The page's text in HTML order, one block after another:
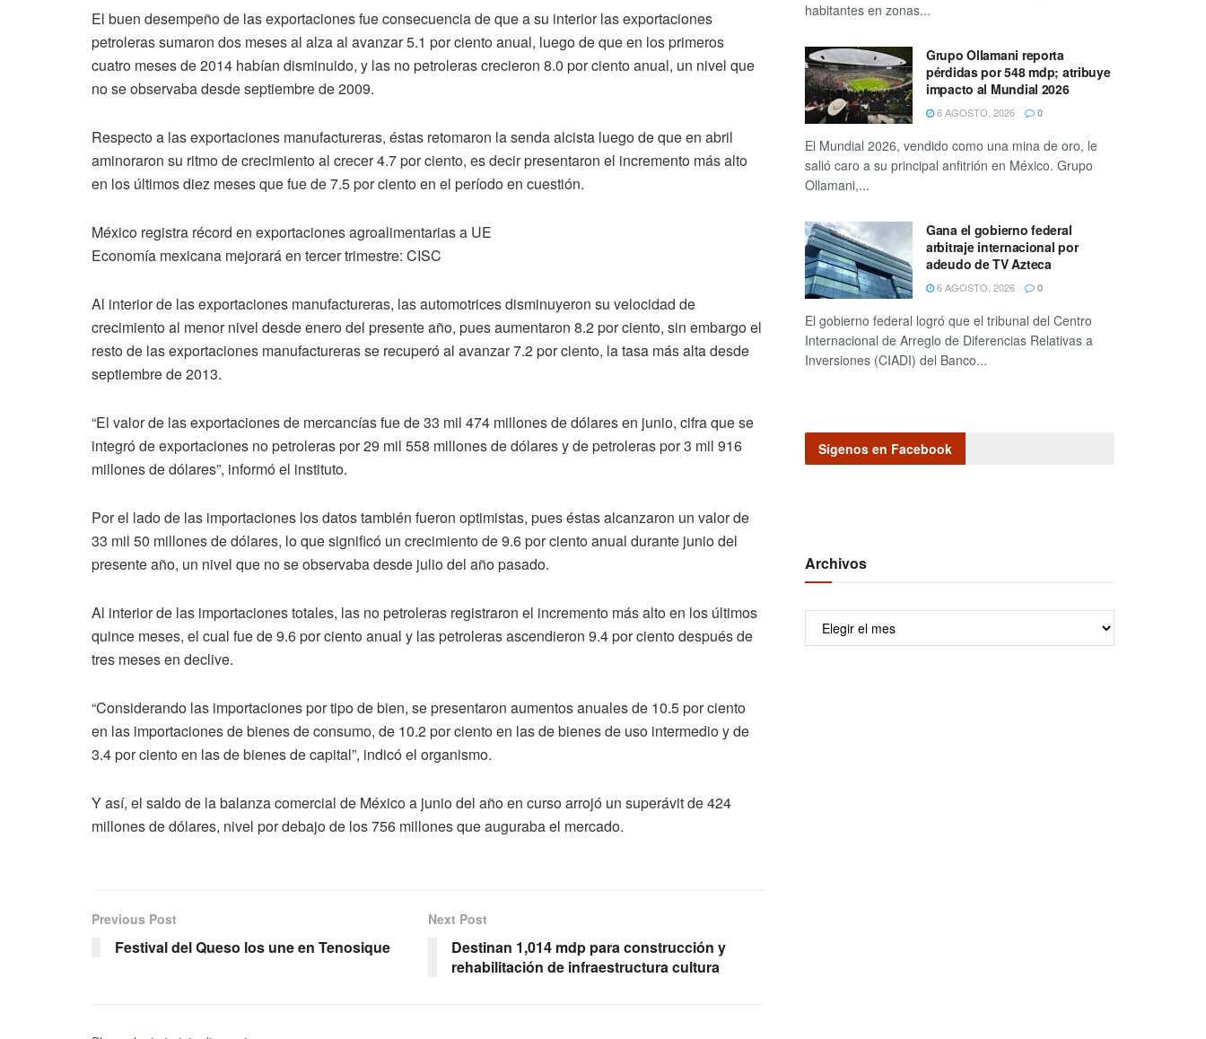
El buen desempeño de las exportaciones fue consecuencia de que a su interior las exportaciones
petroleras sumaron dos meses al alza al avanzar 5.1 por ciento anual, luego de que en los primeros
cuatro meses de 2014 habían disminuido, y las no petroleras crecieron 8.0 por ciento anual, un nivel que
no se observaba desde septiembre de 2009.
Respecto a las exportaciones manufactureras, éstas retomaron la senda alcista luego de que en abril
aminoraron su ritmo de crecimiento al crecer 4.7 por ciento, es decir presentaron el incremento más alto
en los últimos diez meses que fue de 7.5 por ciento en el período en cuestión.
México registra récord en exportaciones agroalimentarias a UE
Economía mexicana mejorará en tercer trimestre: CISC
Al interior de las exportaciones manufactureras, las automotrices disminuyeron su velocidad de
crecimiento al menor nivel desde enero del presente año, pues aumentaron 8.2 por ciento, sin embargo el
resto de las exportaciones manufactureras se recuperó al avanzar 7.2 por ciento, la tasa más alta desde
septiembre de 2013.
“El valor de las exportaciones de mercancías fue de 33 mil 474 millones de dólares en junio, cifra que se
integró de exportaciones no petroleras por 29 mil 558 millones de dólares y de petroleras por 3 mil 916
millones de dólares”, informó el instituto.
Por el lado de las importaciones los datos también fueron optimistas, pues éstas alcanzaron un valor de
33 mil 50 millones de dólares, lo que significó un crecimiento de 9.6 por ciento anual durante junio del
presente año, un nivel que no se observaba desde julio del año pasado.
Al interior de las importaciones totales, las no petroleras registraron el incremento más alto en los últimos
quince meses, el cual fue de 9.6 por ciento anual y las petroleras ascendieron 9.4 por ciento después de
tres meses en declive.
“Considerando las importaciones por tipo de bien, se presentaron aumentos anuales de 10.5 por ciento
en las importaciones de bienes de consumo, de 10.2 por ciento en las de bienes de uso intermedio y de
3.4 por ciento en las de bienes de capital”, indicó el organismo.
Y así, el saldo de la balanza comercial de México a junio del año en curso arrojó un superávit de 424
millones de dólares, nivel por debajo de los 756 millones que auguraba el mercado.
Previous Post
Festival del Queso los une en Tenosique
Next Post
Destinan 1,014 mdp para construcción y
rehabilitación de infraestructura cultura
habitantes en zonas...
Grupo Ollamani reporta
pérdidas por 548 mdp; atribuye
impacto al Mundial 2026
6 AGOSTO, 2026 0
El Mundial 2026, vendido como una mina de oro, le
salió caro a su principal anfitrión en México. Grupo
Ollamani,...
Gana el gobierno federal
arbitraje internacional por
adeudo de TV Azteca
6 AGOSTO, 2026 0
El gobierno federal logró que el tribunal del Centro
Internacional de Arreglo de Diferencias Relativas a
Inversiones (CIADI) del Banco...
Sígenos en Facebook
Archivos
Archivos